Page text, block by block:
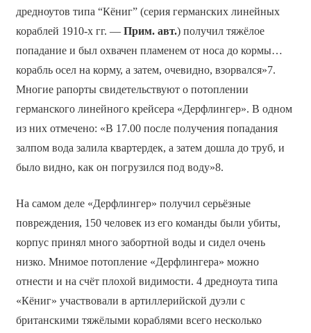
дредноутов типа “Кёниг” (серия германских линейных
кораблей 1910-х гг. — Прим. авт.) получил тяжёлое
попадание и был охвачен пламенем от носа до кормы…
корабль осел на корму, а затем, очевидно, взорвался»7.
Многие рапорты свидетельствуют о потоплении
германского линейного крейсера «Дерфлингер». В одном
из них отмечено: «В 17.00 после получения попадания
залпом вода залила квартердек, а затем дошла до труб, и
было видно, как он погрузился под воду»8.
На самом деле «Дерфлингер» получил серьёзные
повреждения, 150 человек из его команды были убиты,
корпус принял много забортной воды и сидел очень
низко. Мнимое потопление «Дерфлингера» можно
отнести и на счёт плохой видимости. 4 дредноута типа
«Кёниг» участвовали в артиллерийской дуэли с
британскими тяжёлыми кораблями всего несколько